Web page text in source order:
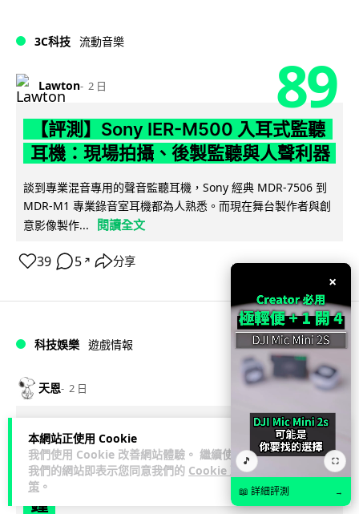
本網站正使用 Cookie
我們使用 Cookie 改善網站體驗。 繼續使用
我們的網站即表示您同意我們的 Cookie 政
策 。
3C科技 流動音樂
Lawton 2 日 89
【評測】Sony IER-M500 入耳式監聽
耳機：現場拍攝、後製監聽與人聲利器
談到專業混音專用的聲音監聽耳機，Sony 經典 MDR-7506 到
MDR-M1 專業錄音室耳機都為人熟悉。而現在舞台製作者與創
意影像製作...
閱讀全文
39 5 ↗ 分享
科技娛樂 遊戲情報
天恩 2 日
《魔獸世界：至暗之夜》12.1 「烏拉特
克的詛咒」專訪：巢穴不為提高世界首
領門檻而設 《諸王之眠》縮短約 10 分
鐘
×
🎵 ⛶
📖 詳細評測 →